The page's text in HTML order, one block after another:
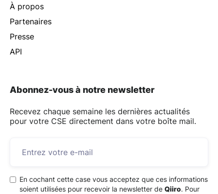
À propos
Partenaires
Presse
API
Abonnez-vous à notre newsletter
Recevez chaque semaine les dernières actualités
pour votre CSE directement dans votre boîte mail.
En cochant cette case vous acceptez que ces informations
soient utilisées pour recevoir la newsletter de Qiiro. Pour